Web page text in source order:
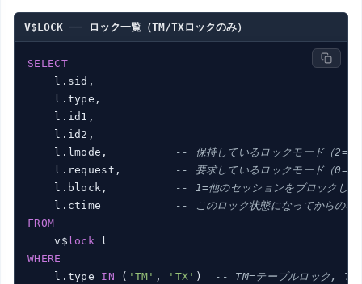
V$LOCK ── ロック一覧（TM/TXロックのみ）
SELECT
    l.sid,
    l.type,
    l.id1,
    l.id2,
    l.lmode,
-- 保持しているロックモード（
    l.request,
-- 要求しているロックモード（0=な
    l.block,
-- 1=他のセッションをブロックして
    l.ctime
-- このロック状態になってからの秒
FROM
    v$
lock
WHERE
    l.type
IN ( 'TM' , 'TX' )
-- TM=テーブルロック,